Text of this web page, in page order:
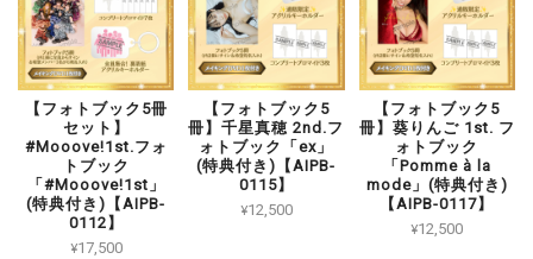
【フォトブック5冊
セット】
#Mooove!1st.フォ
トブック
「#Mooove!1st」
(特典付き)【AIPB-
0112】
¥17,500
【フォトブック5
冊】千星真穂 2nd.フ
ォトブック「ex」
(特典付き)【AIPB-
0115】
¥12,500
【フォトブック5
冊】葵りんご 1st. フ
ォトブック
「Pomme à la
mode」(特典付き)
【AIPB-0117】
¥12,500